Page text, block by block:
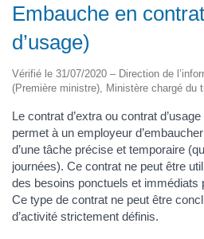
Embauche en
d’usage)
Vérifié le 31/07/2020 – Direction de
(Première ministre), Ministère chargé du
Le contrat d’extra ou contrat
permet à un employeur
d’une tâche précise et temporaire
journées). Ce contrat ne peut être
des besoins ponctuels et immédiats
Ce type de contrat ne peut être
d’activité strictement définis.